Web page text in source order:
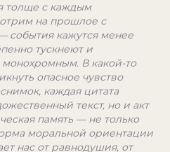
толще с каждым
на прошлое с
события кажутся менее
тускнеют и
В какой-то
опасное чувство
каждая цитата
текст, но и акт
память — не только
моральной ориентации
нас от равнодушия, от